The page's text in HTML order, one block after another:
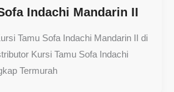
Indachi Mandarin II
Tamu Sofa Indachi Mandarin II di
Kursi Tamu Sofa Indachi
Termurah